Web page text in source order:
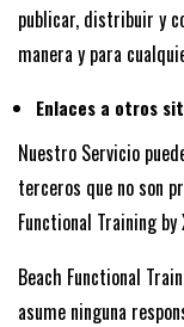
publicar, distribuir y
manera y para
Enlaces a otros
Nuestro Servicio
terceros que no son
Functional Training
Beach Functional
asume ninguna